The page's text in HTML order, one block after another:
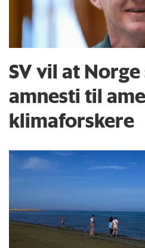
SV vil at Norge
amnesti til
klimaforskere